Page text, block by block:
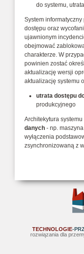
do systemu,
System
dostępu oraz
ujawnionym
obejmować
charakterze. W
powinien zostać
aktualizację wersji
aktualizację systemu
utrata dostępu
produkcyjnego
Architekytura
danych - np.
wyłączenia
zsynchronizowaną z
TECHNOLOGIE-
rozwiązania dla